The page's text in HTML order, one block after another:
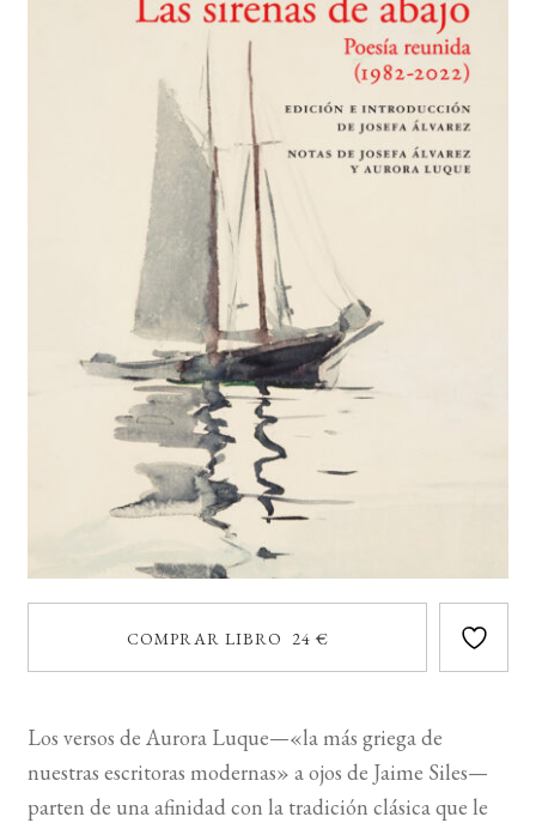
LISTA DE LIBROS
COMPRAR LIBRO 24 €
Los versos de Aurora Luque—«la más griega de
nuestras escritoras modernas» a ojos de Jaime Siles—
parten de una afinidad con la tradición clásica que le